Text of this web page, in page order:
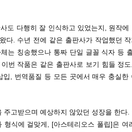
도 다행히 잘 인식하고 있었는지, 원작에
다. 수년 전에 같은 출판사가 작업했던
는 칭송했으나 통짜 단일 글꼴 식자 등
번 작품은 같은 출판사로 보기 힘들 정도
, 번역품질 등 모든 곳에서 매우 충실한
고받으며 예상하지 않았던 성장을 한다.
식에 걸맞게, [아스테리오스 폴립]은 여